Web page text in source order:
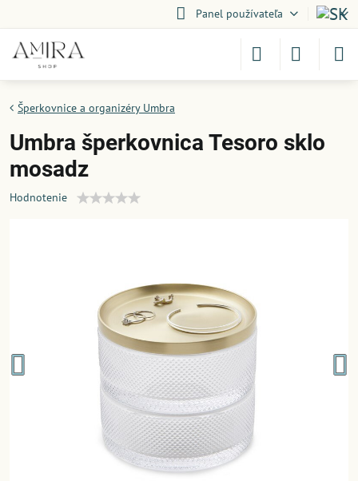
Panel používateľa
Šperkovnice a organizéry Umbra
Umbra šperkovnica Tesoro sklo
mosadz
Hodnotenie